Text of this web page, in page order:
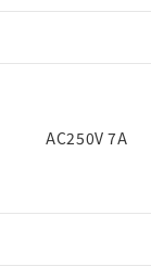
AC250V 7A